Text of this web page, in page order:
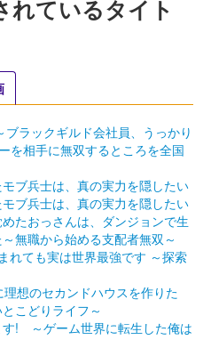
れているタイト
ラックギルド会社員、うっかり
を相手に無双するところを全国
ブ兵士は、真の実力を隠したい
ブ兵士は、真の実力を隠したい
たおっさんは、ダンジョンで生
無職から始める支配者無双～
れても実は世界最強です ～探索
想のセカンドハウスを作りた
こどりライフ～
す! ～ゲーム世界に転生した俺は